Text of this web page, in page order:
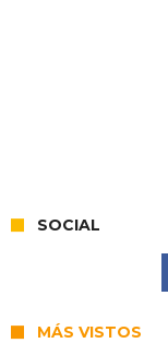
SOCIAL
MÁS VISTOS